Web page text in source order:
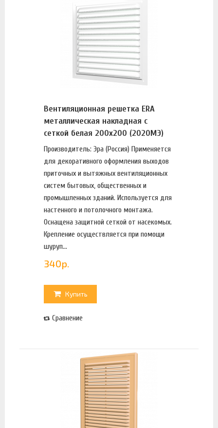
Вентиляционная решетка ERA
металлическая накладная с
сеткой белая 200х200 (2020МЭ)
Производитель: Эра (Россия) Применяется
для декоративного оформления выходов
приточных и вытяжных вентиляционных
систем бытовых, общественных и
промышленных зданий. Используется для
настенного и потолочного монтажа.
Оснащена защитной сеткой от насекомых.
Крепление осуществляется при помощи
шуруп...
340р.
Купить
Сравнение